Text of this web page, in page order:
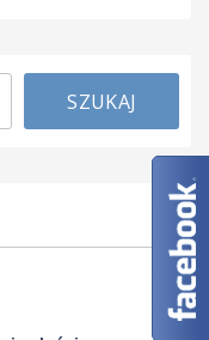
SZUKAJ